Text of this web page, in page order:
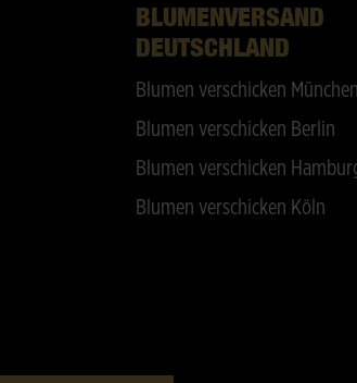
BLUMENVERSAND
DEUTSCHLAND
Blumen verschicken München
Blumen verschicken Berlin
Blumen verschicken
Blumen verschicken Köln